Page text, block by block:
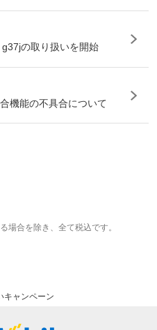
g37jの取り扱いを開始
機能の不具合について
場合を除き、全て税込です。
ャンペーン